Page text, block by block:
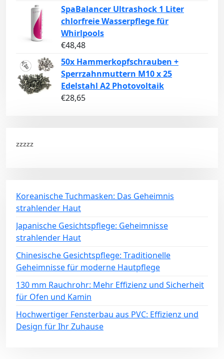
SpaBalancer Ultrashock 1 Liter
chlorfreie Wasserpflege für
Whirlpools
€48,48
50x Hammerkopfschrauben +
Sperrzahnmuttern M10 x 25
Edelstahl A2 Photovoltaik
€28,65
zzzzz
Koreanische Tuchmasken: Das Geheimnis
strahlender Haut
Japanische Gesichtspflege: Geheimnisse
strahlender Haut
Chinesische Gesichtspflege: Traditionelle
Geheimnisse für moderne Hautpflege
130 mm Rauchrohr: Mehr Effizienz und Sicherheit
für Ofen und Kamin
Hochwertiger Fensterbau aus PVC: Effizienz und
Design für Ihr Zuhause